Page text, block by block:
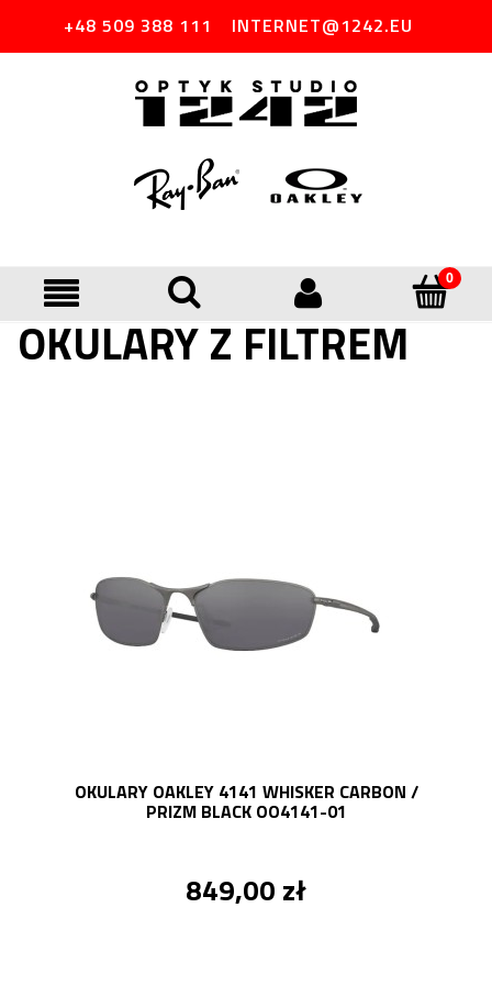
+48 509 388 111 INTERNET@1242.EU
OKULARY Z FILTREM
OKULARY OAKLEY 4141 WHISKER CARBON /
PRIZM BLACK OO4141-01
849,00 zł